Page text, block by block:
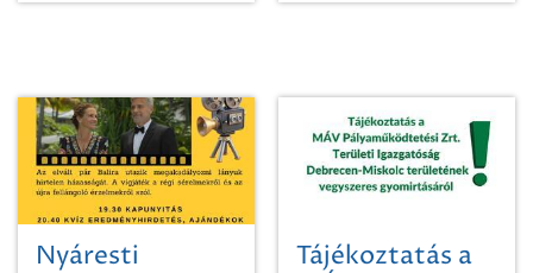
Nyáresti
Tájékoztatás a